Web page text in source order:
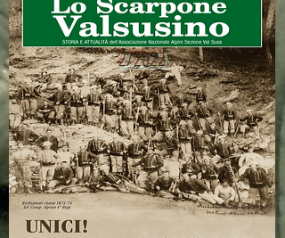
2/2022